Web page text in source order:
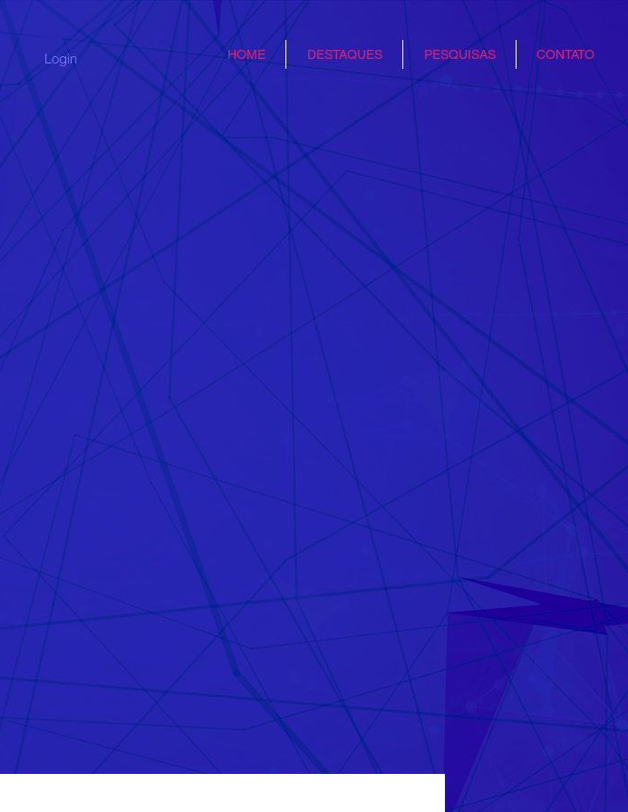
HOME DESTAQUES PESQUISAS CONTATO
Login